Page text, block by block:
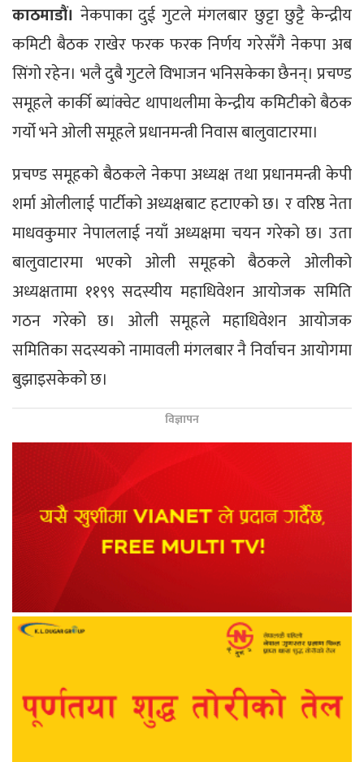
काठमाडौं। नेकपाका दुई गुटले मंगलबार छुट्टा छुट्टै केन्द्रीय
कमिटी बैठक राखेर फरक फरक निर्णय गरेसँगै नेकपा अब
सिंगो रहेन। भलै दुबै गुटले विभाजन भनिसकेका छैनन्। प्रचण्ड
समूहले कार्की ब्यांक्वेट थापाथलीमा केन्द्रीय कमिटीको बैठक
गर्यो भने ओली समूहले प्रधानमन्त्री निवास बालुवाटारमा।
प्रचण्ड समूहको बैठकले नेकपा अध्यक्ष तथा प्रधानमन्त्री केपी
शर्मा ओलीलाई पार्टीको अध्यक्षबाट हटाएको छ। र वरिष्ठ नेता
माधवकुमार नेपाललाई नयाँ अध्यक्षमा चयन गरेको छ। उता
बालुवाटारमा भएको ओली समूहको बैठकले ओलीको
अध्यक्षतामा ११९९ सदस्यीय महाधिवेशन आयोजक समिति
गठन गरेको छ। ओली समूहले महाधिवेशन आयोजक
समितिका सदस्यको नामावली मंगलबार नै निर्वाचन आयोगमा
बुझाइसकेको छ।
विज्ञापन